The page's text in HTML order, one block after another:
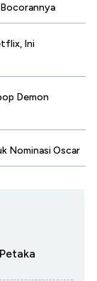
Ini
Demon
Nominasi Oscar